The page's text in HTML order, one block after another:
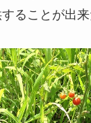
ることが出